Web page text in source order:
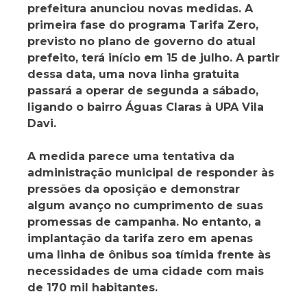
prefeitura anunciou novas medidas. A
primeira fase do programa Tarifa Zero,
previsto no plano de governo do atual
prefeito, terá início em 15 de julho. A partir
dessa data, uma nova linha gratuita
passará a operar de segunda a sábado,
ligando o bairro Águas Claras à UPA Vila
Davi.
A medida parece uma tentativa da
administração municipal de responder às
pressões da oposição e demonstrar
algum avanço no cumprimento de suas
promessas de campanha. No entanto, a
implantação da tarifa zero em apenas
uma linha de ônibus soa tímida frente às
necessidades de uma cidade com mais
de 170 mil habitantes.